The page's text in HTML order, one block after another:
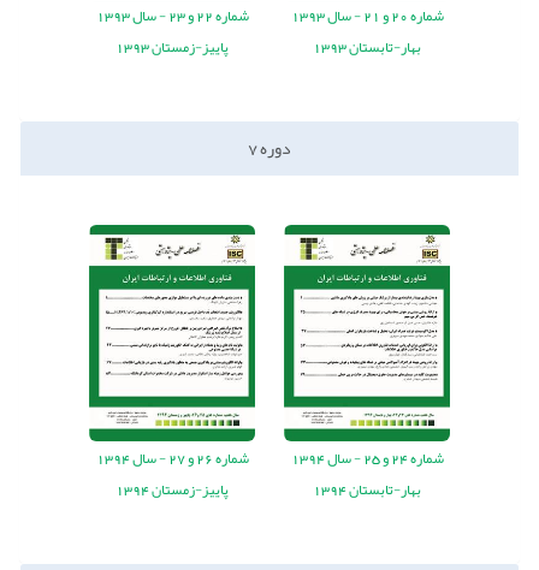
شماره20 و21
-سال1393
بهار-تابستان 1393
شماره22 و23
-سال1393
پاییز-زمستان 1393
دوره7
شماره24 و25
-سال1394
بهار-تابستان 1394
شماره26 و27
-سال1394
پاییز-زمستان 1394